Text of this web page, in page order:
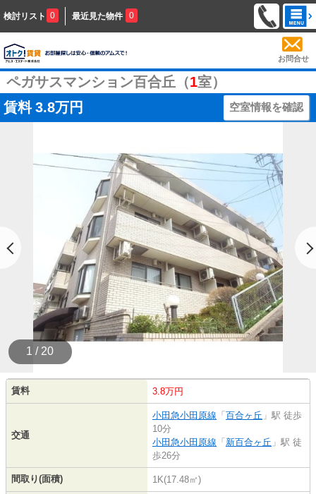
検討リスト 0 最近見た物件 0
お問合せ
ペガサスマンション百合丘（1室）
賃料 3.8万円 空室情報を確認
1 / 20
賃料 3.8万円
交通
小田急小田原線 「 百合ヶ丘 」駅 徒歩
10分
小田急小田原線 「 新百合ヶ丘 」駅 徒
歩26分
間取り(面積) 1K(17.48㎡)